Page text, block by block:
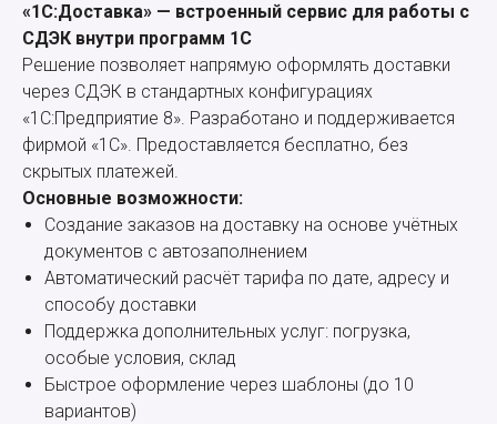
«1С:Доставка» — встроенный сервис для работы с
СДЭК внутри программ 1С
Решение позволяет напрямую оформлять доставки
через СДЭК в стандартных конфигурациях
«1С:Предприятие 8». Разработано и поддерживается
фирмой «1С». Предоставляется бесплатно, без
скрытых платежей.
Основные возможности:
Создание заказов на доставку на основе учётных
документов с автозаполнением
Автоматический расчёт тарифа по дате, адресу и
способу доставки
Поддержка дополнительных услуг: погрузка,
особые условия, склад
Быстрое оформление через шаблоны (до 10
вариантов)